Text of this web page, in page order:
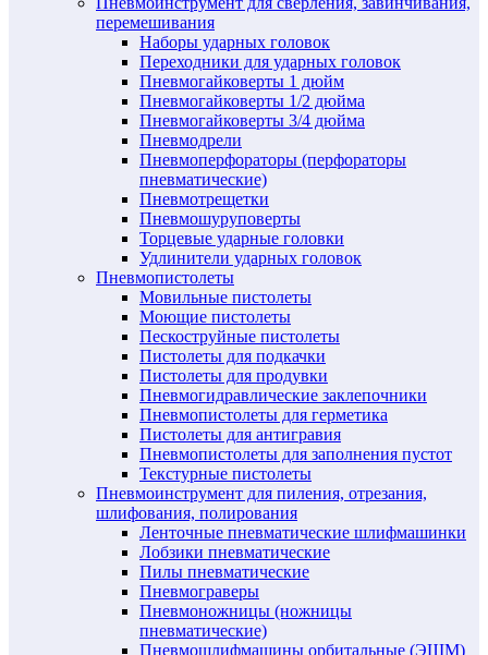
перемешивания
Наборы ударных головок
Переходники для ударных головок
Пневмогайковерты 1 дюйм
Пневмогайковерты 1/2 дюйма
Пневмогайковерты 3/4 дюйма
Пневмодрели
Пневмоперфораторы (перфораторы
пневматические)
Пневмотрещетки
Пневмошуруповерты
Торцевые ударные головки
Удлинители ударных головок
Пневмопистолеты
Мовильные пистолеты
Моющие пистолеты
Пескоструйные пистолеты
Пистолеты для подкачки
Пистолеты для продувки
Пневмогидравлические заклепочники
Пневмопистолеты для герметика
Пистолеты для антигравия
Пневмопистолеты для заполнения пустот
Текстурные пистолеты
Пневмоинструмент для пиления, отрезания,
шлифования, полирования
Ленточные пневматические шлифмашинки
Лобзики пневматические
Пилы пневматические
Пневмограверы
Пневмоножницы (ножницы
пневматические)
Пневмошлифмашины орбитальные (ЭШМ)